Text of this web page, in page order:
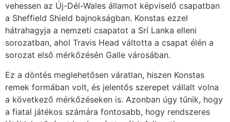
vehessen az Új-Dél-Wales államot képviselő csapatban
a Sheffield Shield bajnokságban. Konstas ezzel
hátrahagyja a nemzeti csapatot a Srí Lanka elleni
sorozatban, ahol Travis Head váltotta a csapat élén a
sorozat első mérkőzésén Galle városában.
Ez a döntés meglehetősen váratlan, hiszen Konstas
remek formában volt, és jelentős szerepet vállalt volna
a következő mérkőzéseken is. Azonban úgy tűnik, hogy
a fiatal játékos számára fontosabb, hogy rendszeres